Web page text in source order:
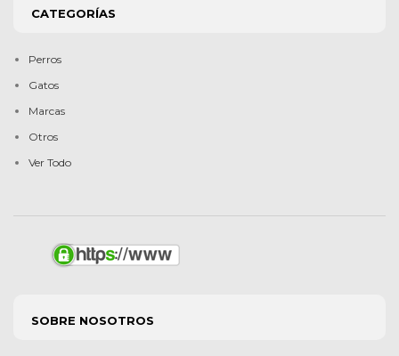
CATEGORÍAS
Perros
Gatos
Marcas
Otros
Ver Todo
SOBRE NOSOTROS